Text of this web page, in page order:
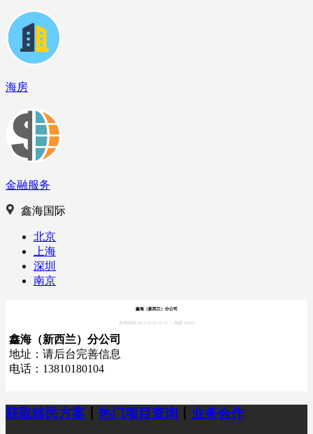
海房
金融服务
鑫海国际
北京
上海
深圳
南京
鑫海（新西兰）分公司
发布时间:2021-11-25 15:16 阅读:11919
鑫海（新西兰）分公司
地址：请后台完善信息
电话：13810180104
获取移民方案 热门项目查询 业务合作